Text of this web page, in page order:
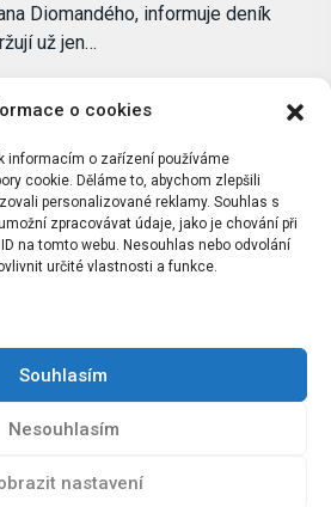
o cookies
informacím o zařízení používáme
cookie. Děláme to, abychom zlepšili
personalizované reklamy. Souhlas s
zpracovávat údaje, jako je chování při
na tomto webu. Nesouhlas nebo odvolání
určité vlastnosti a funkce.
Souhlasím
Nesouhlasím
nastavení
Diomandého, informuje deník
už jen…